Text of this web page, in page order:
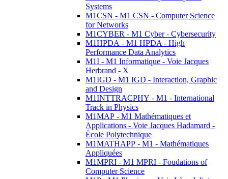
Systems
M1CSN - M1 CSN - Computer Science
for Networks
M1CYBER - M1 Cyber - Cybersecurity
M1HPDA - M1 HPDA - High
Performance Data Analytics
M1I - M1 Informatique - Voie Jacques
Herbrand - X
M1IGD - M1 IGD - Interaction, Graphic
and Design
M1INTTRACPHY - M1 - International
Track in Physics
M1MAP - M1 Mathématiques et
Applications - Voie Jacques Hadamard -
École Polytechnique
M1MATHAPP - M1 - Mathématiques
Appliquées
M1MPRI - M1 MPRI - Foudations of
Computer Science